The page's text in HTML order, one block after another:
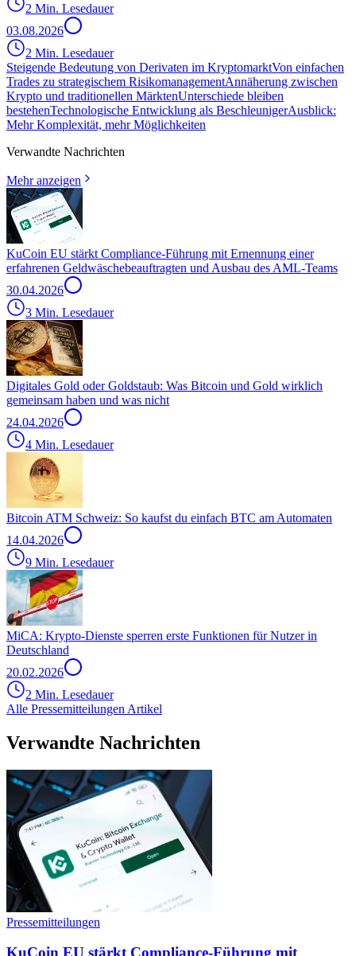
2 Min. Lesedauer
03.08.2026
2 Min. Lesedauer
Steigende Bedeutung von Derivaten im KryptomarktVon einfachen
Trades zu strategischem RisikomanagementAnnäherung zwischen
Krypto und traditionellen MärktenUnterschiede bleiben
bestehenTechnologische Entwicklung als BeschleunigerAusblick:
Mehr Komplexität, mehr Möglichkeiten
Verwandte Nachrichten
Mehr anzeigen
KuCoin EU stärkt Compliance-Führung mit Ernennung einer
erfahrenen Geldwäschebeauftragten und Ausbau des AML-Teams
30.04.2026
3 Min. Lesedauer
Digitales Gold oder Goldstaub: Was Bitcoin und Gold wirklich
gemeinsam haben und was nicht
24.04.2026
4 Min. Lesedauer
Bitcoin ATM Schweiz: So kaufst du einfach BTC am Automaten
14.04.2026
9 Min. Lesedauer
MiCA: Krypto-Dienste sperren erste Funktionen für Nutzer in
Deutschland
20.02.2026
2 Min. Lesedauer
Alle Pressemitteilungen Artikel
Verwandte Nachrichten
Pressemitteilungen